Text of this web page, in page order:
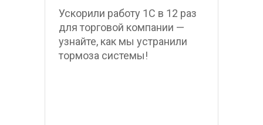
Ускорили работу 1С в 12 раз
для торговой компании —
узнайте, как мы устранили
тормоза системы!